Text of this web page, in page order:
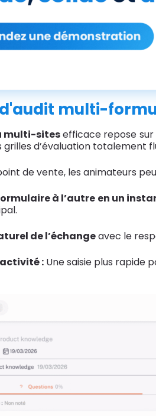
multi-
multi-sitesefficace repose sur
d’évaluation totalement
de vente, les animateurs
à l’autre en un
de l’échangeavec le
: Une saisie plus rapide